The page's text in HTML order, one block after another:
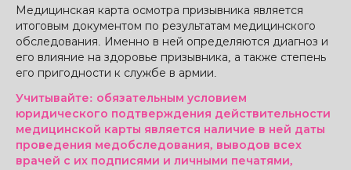
Медицинская карта осмотра призывника является
итоговым документом по результатам медицинского
обследования. Именно в ней определяются диагноз и
его влияние на здоровье призывника, а также степень
его пригодности к службе в армии.
Учитывайте: обязательным условием
юридического подтверждения действительности
медицинской карты является наличие в ней даты
проведения медобследования, выводов всех
врачей с их подписями и личными печатями,